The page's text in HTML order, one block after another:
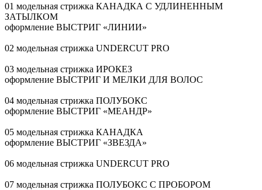
01 модельная стрижка КАНАДКА С УДЛИНЕННЫМ
ЗАТЫЛКОМ
оформление ВЫСТРИГ «ЛИНИИ»
02 модельная стрижка UNDERCUT PRO
03 модельная стрижка ИРОКЕЗ
оформление ВЫСТРИГ И МЕЛКИ ДЛЯ ВОЛОС
04 модельная стрижка ПОЛУБОКС
оформление ВЫСТРИГ «МЕАНДР»
05 модельная стрижка КАНАДКА
оформление ВЫСТРИГ «ЗВЕЗДА»
06 модельная стрижка UNDERCUT PRO
07 модельная стрижка ПОЛУБОКС С ПРОБОРОМ